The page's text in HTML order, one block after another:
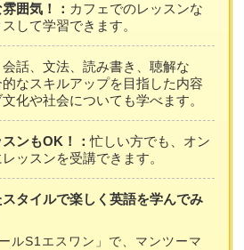
囲気！： カフェでのレッスンな
して学習できます。
会話、文法、読み書き、聴解な
なスキルアップを目指した内容
化や社会についても学べます。
ンもOK！：忙しい方でも、オン
ッスンを受講できます。
タイルで楽しく英語を学んでみ
ルS1エスワン」で、マンツーマ